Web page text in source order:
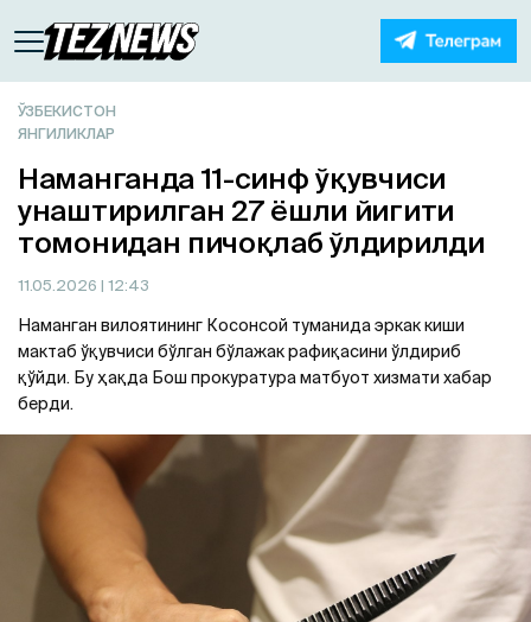
ЎЗБЕКИСТОН
ЯНГИЛИКЛАР
Наманганда 11-синф ўқувчиси
унаштирилган 27 ёшли йигити
томонидан пичоқлаб ўлдирилди
11.05.2026 | 12:43
Наманган вилоятининг Косонсой туманида эркак киши
мактаб ўқувчиси бўлган бўлажак рафиқасини ўлдириб
қўйди. Бу ҳақда Бош прокуратура матбуот хизмати хабар
берди.